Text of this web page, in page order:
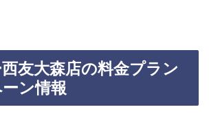
友大森店の料金プラン
ン情報